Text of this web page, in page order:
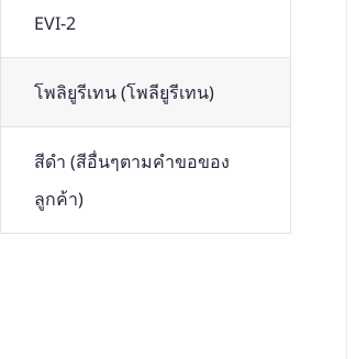
EVI-2
โพลิยูรีเทน (โพลียูรีเทน)
สีดำ (สีอื่นๆตามคำขอของ
ลูกค้า)